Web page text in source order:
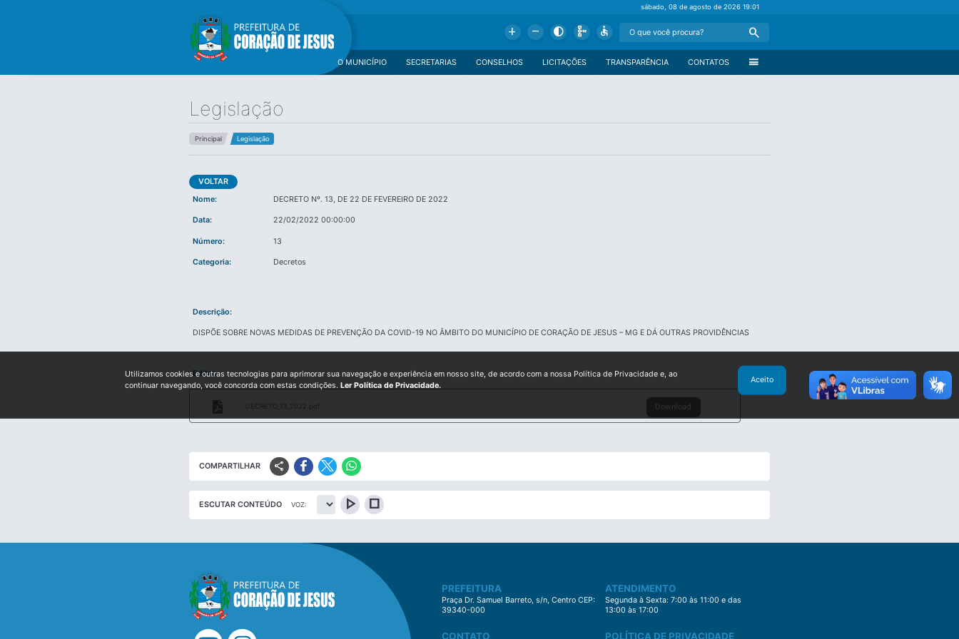
sábado, 08 de agosto de 202619:01
Add Remove Contrast Schema Accessible Search
menu
CONTATOS
TRANSPARÊNCIA
LICITAÇÕES
CONSELHOS
SECRETARIAS
O MUNICÍPIO
Legislação
Principal Legislação
VOLTAR
Nome:
DECRETO Nº. 13, DE 22 DE FEVEREIRO DE 2022
Data: 22/02/2022 00:00:00
Número: 13
Categoria: Decretos
Descrição:
DISPÕE SOBRE NOVAS MEDIDAS DE PREVENÇÃO DA COVID-19 NO ÂMBITO DO MUNICÍPIO DE CORAÇÃO DE JESUS – MG E DÁ OUTRAS PROVIDÊNCIAS
Edital:
DECRETO_13_2022.pdf Download
COMPARTILHAR share
ESCUTAR CONTEÚDO VOZ: play_arrow stop
PREFEITURA
Praça Dr. Samuel Barreto, s/n, Centro CEP:
39340-000
ATENDIMENTO
Segunda à Sexta: 7:00 às 11:00 e das
13:00 às 17:00
CONTATO POLÍTICA DE PRIVACIDADE
Utilizamos cookies e outras tecnologias para aprimorar sua navegação e experiência em nosso site, de acordo com a nossa Política de Privacidade e, ao
continuar navegando, você concorda com estas condições. Ler Política de Privacidade.
Aceito